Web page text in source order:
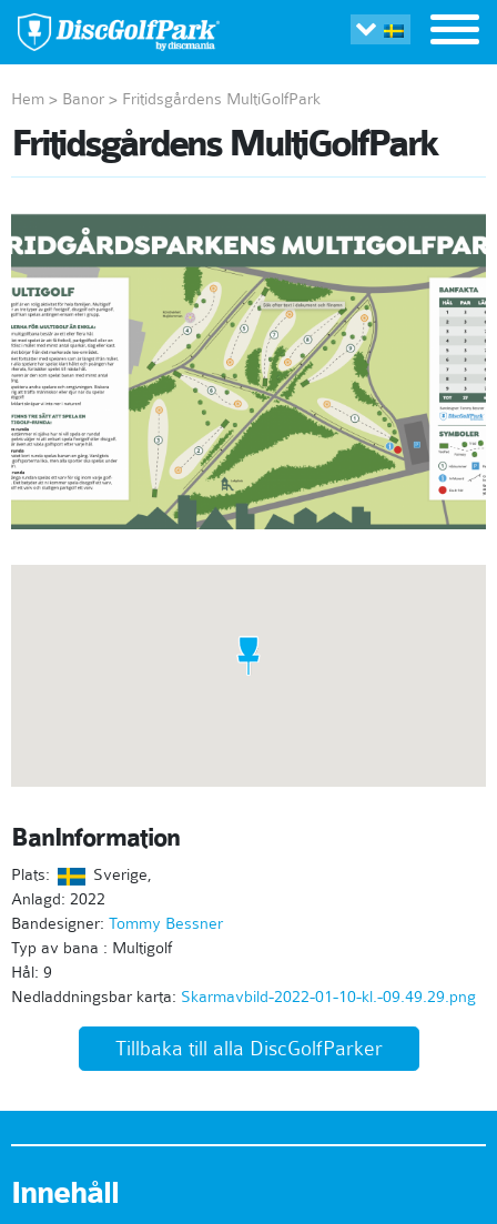
Hem > Banor > Fritidsgårdens MultiGolfPark
Fritidsgårdens MultiGolfPark
BanInformation
Plats:
Sverige,
Anlagd: 2022
Bandesigner: Tommy Bessner
Typ av bana : Multigolf
Hål: 9
Nedladdningsbar karta: Skarmavbild-2022-01-10-kl.-09.49.29.png
Tillbaka till alla DiscGolfParker
Innehåll